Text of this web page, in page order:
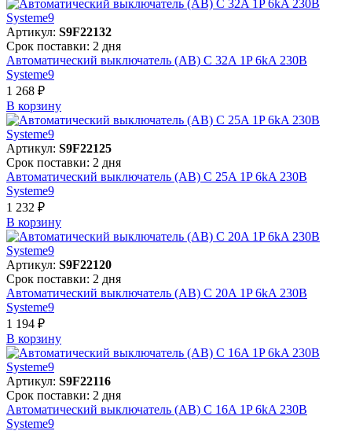
Артикул: S9F22132
Срок поставки: 2 дня
Автоматический выключатель (АВ) C 32A 1P 6kA 230В
Systeme9
1 268 ₽
В корзинy
Артикул: S9F22125
Срок поставки: 2 дня
Автоматический выключатель (АВ) C 25A 1P 6kA 230В
Systeme9
1 232 ₽
В корзинy
Артикул: S9F22120
Срок поставки: 2 дня
Автоматический выключатель (АВ) C 20A 1P 6kA 230В
Systeme9
1 194 ₽
В корзинy
Артикул: S9F22116
Срок поставки: 2 дня
Автоматический выключатель (АВ) C 16A 1P 6kA 230В
Systeme9